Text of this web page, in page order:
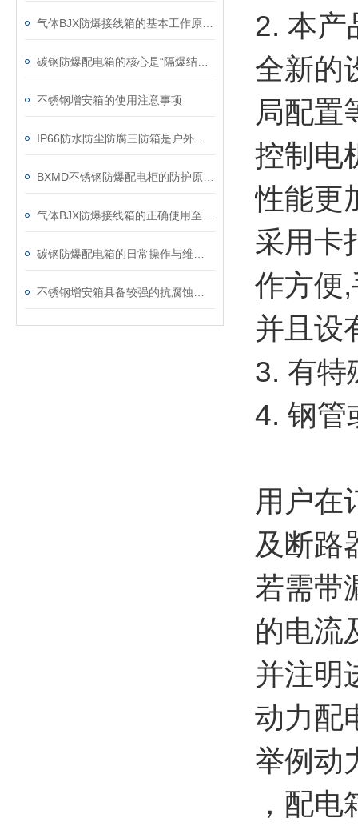
不锈钢增安箱的使用注意事项
2. 本产
全新的
局配置
控制电
性能更
采用卡
作方便
并且设
3. 有特
4. 钢管
用户在
及断路
若需带
的电流
并注明
动力配
举例动
，配